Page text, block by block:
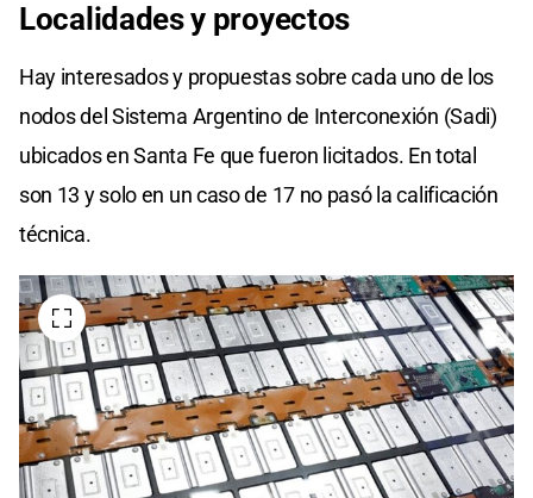
Localidades y proyectos
Hay interesados y propuestas sobre cada uno de los
nodos del Sistema Argentino de Interconexión (Sadi)
ubicados en Santa Fe que fueron licitados. En total
son 13 y solo en un caso de 17 no pasó la calificación
técnica.